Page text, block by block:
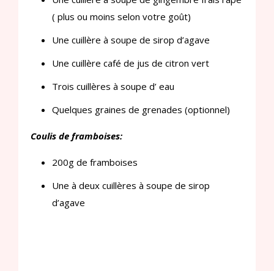
( plus ou moins selon votre goût)
Une cuillère à soupe de sirop d’agave
Une cuillère café de jus de citron vert
Trois cuillères à soupe d’ eau
Quelques graines de grenades (optionnel)
Coulis de framboises:
200g de framboises
Une à deux cuillères à soupe de sirop
d’agave